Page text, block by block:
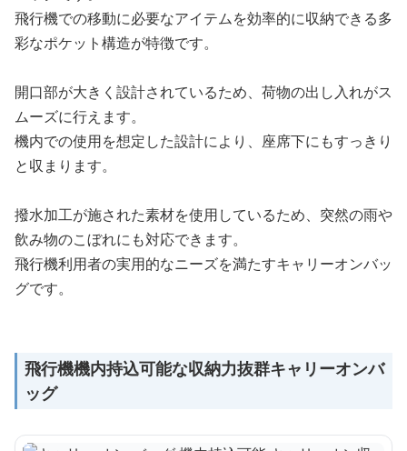
飛行機での移動に必要なアイテムを効率的に収納できる多
彩なポケット構造が特徴です。
開口部が大きく設計されているため、荷物の出し入れがス
ムーズに行えます。
機内での使用を想定した設計により、座席下にもすっきり
と収まります。
撥水加工が施された素材を使用しているため、突然の雨や
飲み物のこぼれにも対応できます。
飛行機利用者の実用的なニーズを満たすキャリーオンバッ
グです。
飛行機機内持込可能な収納力抜群キャリーオンバ
ッグ